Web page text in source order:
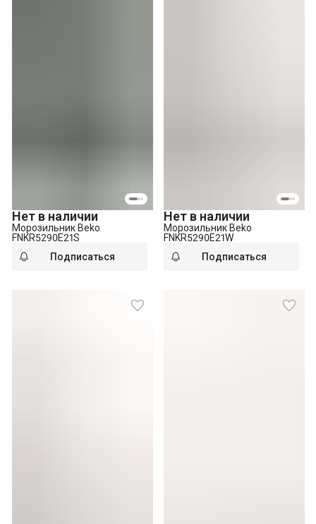
Нет в наличии
Морозильник Beko
FNKR5290E21S
Подписаться
Нет в наличии
Морозильник Beko
FNKR5290E21W
Подписаться